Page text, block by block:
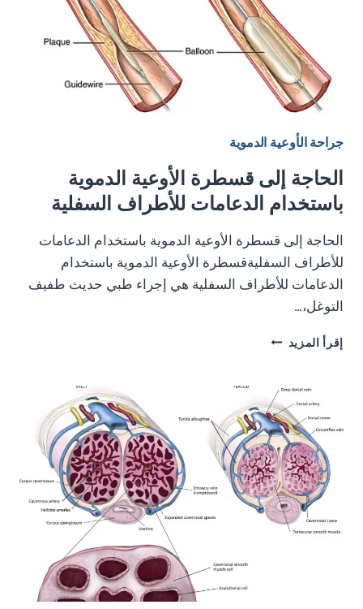
جراحة الأوعية الدموية
الحاجة إلى قسطرة الأوعية الدموية
باستخدام الدعامات للأطراف السفلية
الحاجة إلى قسطرة الأوعية الدموية باستخدام الدعامات
للأطراف السفليةقسطرة الأوعية الدموية باستخدام
الدعامات للأطراف السفلية هي إجراء طبي حديث طفيف
التوغل،…
إقرأ المزيد الحاجة
الأوعية
الدموية
باستخدام
الدعامات
للأطراف
السفلية